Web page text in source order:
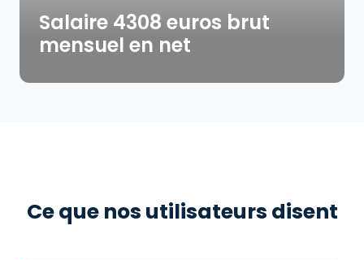
Salaire 4308 euros brut
mensuel en net
Ce que nos utilisateurs disent